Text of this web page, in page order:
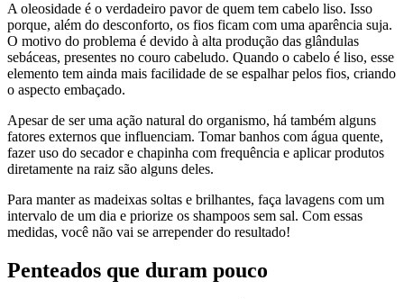
A oleosidade é o verdadeiro pavor de quem tem cabelo liso. Isso
porque, além do desconforto, os fios ficam com uma aparência suja.
O motivo do problema é devido à alta produção das glândulas
sebáceas, presentes no couro cabeludo. Quando o cabelo é liso, esse
elemento tem ainda mais facilidade de se espalhar pelos fios, criando
o aspecto embaçado.
Apesar de ser uma ação natural do organismo, há também alguns
fatores externos que influenciam. Tomar banhos com água quente,
fazer uso do secador e chapinha com frequência e aplicar produtos
diretamente na raiz são alguns deles.
Para manter as madeixas soltas e brilhantes, faça lavagens com um
intervalo de um dia e priorize os shampoos sem sal. Com essas
medidas, você não vai se arrepender do resultado!
Penteados que duram pouco